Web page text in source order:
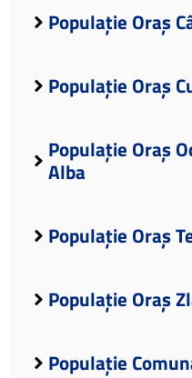
Populație Oraș
Populație Oraș
Populație Oraș
Alba
Populație Oraș
Populație Oraș
Populație